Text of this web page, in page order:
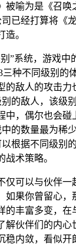
被喻为是《召唤
已经打算将《
造。
”系统，游戏中
三种不同级别的
的敌人的攻击力
的敌人，该级
中，偶尔也会碰
的数量最为稀
根据不同级别
战术策略。
仅可以与伙伴一
如果你曾留心，
的丰富多变，在
解伙伴们的内心
稳内敛，看似开